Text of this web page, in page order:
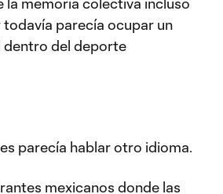
parecía ocupar un
dentro del deporte
parecía hablar otro idioma.
mexicanos donde las